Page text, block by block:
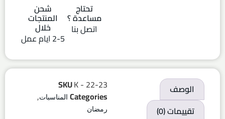
تحتاج
مساعدة ؟
اتصل بنا
شحن
المنتجات
خلال
2-5 ايام عمل
الوصف
تقييمات (0)
SKUK - 22-23
Categories المناسبات,
رمضان